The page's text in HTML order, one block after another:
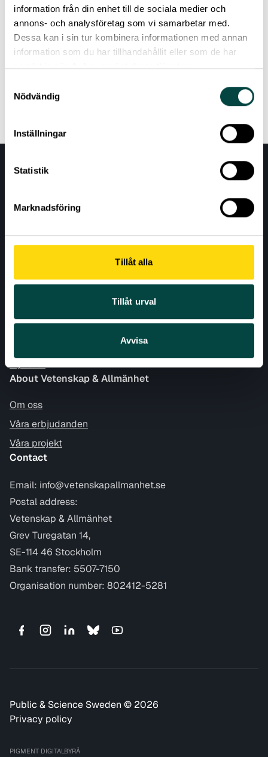
information från din enhet till de sociala medier och
annons- och analysföretag som vi samarbetar med.
Dessa kan i sin tur kombinera informationen med annan
information som du har tillhandahållit eller som de har
samlat in när du har använt deras tjänster.
Nödvändig
Inställningar
Statistik
Marknadsföring
Tillåt alla
Tillåt urval
Avvisa
human rights. Additionally, I co-founded
Turkey’s first fact-checking organisation,
which combats disinformation through
scientific communication and training in fact-
NEWSLETTER
Nyheter
About Vetenskap & Allmänhet
Om oss
Våra erbjudanden
Våra projekt
Contact
Email: info@vetenskapallmanhet.se
Postal address:
Vetenskap & Allmänhet
Grev Turegatan 14,
SE-114 46 Stockholm
Bank transfer: 5507-7150
Organisation number: 802412-5281
Public & Science Sweden © 2026
Privacy policy
PIGMENT DIGITALBYRÅ